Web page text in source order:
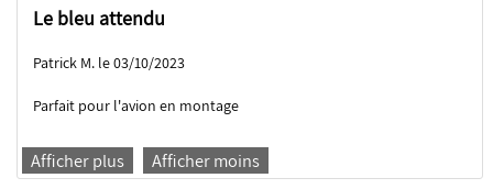
Le bleu attendu
Patrick M. le 03/10/2023
Parfait pour l'avion en montage
Afficher plus Afficher moins